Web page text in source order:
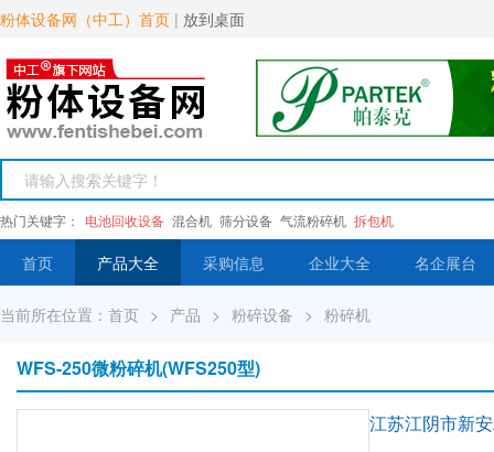
粉体设备网（中工）首页 | 放到桌面
热门关键字： 电池回收设备 混合机 筛分设备 气流粉碎机 拆包机
首页 产品大全 采购信息 企业大全 名企展台
当前所在位置： 首页 > 产品 > 粉碎设备 > 粉碎机
WFS-250微粉碎机(WFS250型)
江苏江阴市新